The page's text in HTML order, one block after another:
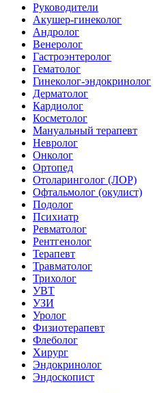
Руководители
Акушер-гинеколог
Андролог
Венеролог
Гастроэнтеролог
Гематолог
Гинеколог-эндокринолог
Дерматолог
Кардиолог
Косметолог
Мануальный терапевт
Невролог
Онколог
Ортопед
Отоларинголог (ЛОР)
Офтальмолог (окулист)
Подолог
Психиатр
Ревматолог
Рентгенолог
Терапевт
Травматолог
Трихолог
УВТ
УЗИ
Уролог
Физиотерапевт
Флеболог
Хирург
Эндокринолог
Эндоскопист